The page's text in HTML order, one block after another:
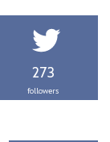
273
followers